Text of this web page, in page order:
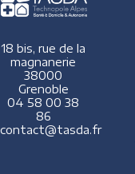
18 bis, rue de la
magnanerie
38000
Grenoble
04 58 00 38
86
contact@tasda.fr